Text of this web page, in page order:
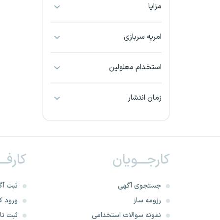
بندرعباس
خراسان شمالی
خرم آباد
خوزستان
مزایا
امریه سربازی
استخدام معلولین
زمان انتشار
کارجـــویان
جستجوی آگهی
رزومه ساز
نمونه سوالات استخدامی
ثبت
ورود
ثبت